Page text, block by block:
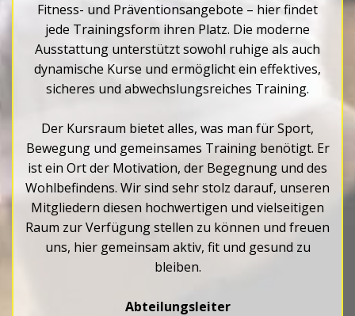
Fitness- und Präventionsangebote – hier findet
jede Trainingsform ihren Platz. Die moderne
Ausstattung unterstützt sowohl ruhige als auch
dynamische Kurse und ermöglicht ein effektives,
sicheres und abwechslungsreiches Training.
Der Kursraum bietet alles, was man für Sport,
Bewegung und gemeinsames Training benötigt. Er
ist ein Ort der Motivation, der Begegnung und des
Wohlbefindens. Wir sind sehr stolz darauf, unseren
Mitgliedern diesen hochwertigen und vielseitigen
Raum zur Verfügung stellen zu können und freuen
uns, hier gemeinsam aktiv, fit und gesund zu
bleiben.
Abteilungsleiter